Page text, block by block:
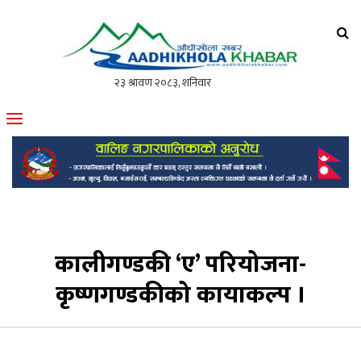
मोफसलकै लोकप्रिय अनलाइन पत्रिका
कालीगण्डकी ‘ए’ परियोजना-
कृष्णगण्डकीको कायाकल्प ।